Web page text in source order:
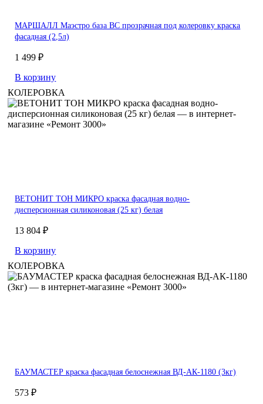
МАРШАЛЛ Маэстро бaза BC прозрачная под колеровку краска
фасадная (2,5л)
1 499 ₽
В корзину
КОЛЕРОВКА
ВЕТОНИТ ТОН МИКРО краска фасадная водно-
дисперсионная силиконовая (25 кг) белая
13 804 ₽
В корзину
КОЛЕРОВКА
БАУМАСТЕР краска фасадная белоснежная ВД-АК-1180 (3кг)
573 ₽